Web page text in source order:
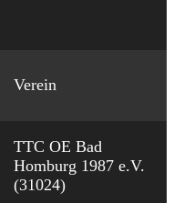
Verein
TTC OE Bad
Homburg 1987 e.V.
(31024)